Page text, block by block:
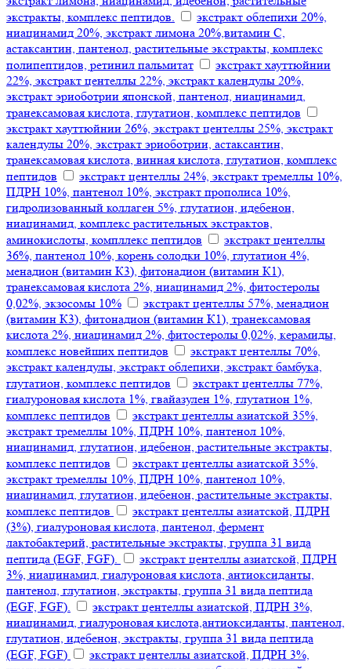
экстракты, комплекс пептидов.
экстракт облепихи 20%,
ниацинамид 20%, экстракт лимона 20%,витамин С,
астаксантин, пантенол, растительные экстракты, комплекс
полипептидов, ретинил пальмитат
экстракт хауттюйнии
22%, экстракт центеллы 22%, экстракт календулы 20%,
экстракт эриоботрии японской, пантенол, ниацинамид,
транексамовая кислота, глутатион, комплекс пептидов
экстракт хауттюйнии 26%, экстракт центеллы 25%, экстракт
календулы 20%, экстракт эриоботрии, астаксантин,
транексамовая кислота, винная кислота, глутатион, комплекс
пептидов
экстракт центеллы 24%, экстракт тремеллы 10%,
ПДРН 10%, пантенол 10%, экстракт прополиса 10%,
гидролизованный коллаген 5%, глутатион, идебенон,
ниацинамид, комплекс растительных экстрактов,
аминокислоты, компллекс пептидов
экстракт центеллы
36%, пантенол 10%, корень солодки 10%, глутатион 4%,
менадион (витамин К3), фитонадион (витамин К1),
транексамовая кислота 2%, ниацинамид 2%, фитостеролы
0,02%, экзосомы 10%
экстракт центеллы 57%, менадион
(витамин К3), фитонадион (витамин К1), транексамовая
кислота 2%, ниацинамид 2%, фитостеролы 0,02%, керамиды,
комплекс новейших пептидов
экстракт центеллы 70%,
экстракт календулы, экстракт облепихи, экстракт бамбука,
глутатион, комплекс пептидов
экстракт центеллы 77%,
гиалуроновая кислота 1%, гвайазулен 1%, глутатион 1%,
комплекс пептидов
экстракт центеллы азиатской 35%,
экстракт тремеллы 10%, ПДРН 10%, пантенол 10%,
ниацинамид, глутатион, идебенон, растительные экстракты,
комплекс пептидов
экстракт центеллы азиатской 35%,
экстракт тремеллы 10%, ПДРН 10%, пантенол 10%,
ниацинамид, глутатион, идебенон, растительные экстракты,
комплекс пептидов
экстракт центеллы азиатской, ПДРН
(3%), гиалуроновая кислота, пантенол, фермент
лактобактерий, растительные экстракты, группа 31 вида
пептида (EGF, FGF).
экстракт центеллы азиатской, ПДРН
3%, ниацинамид, гиалуроновая кислота, антиоксиданты,
пантенол, глутатион, экстракты, группа 31 вида пептида
(EGF, FGF).
экстракт центеллы азиатской, ПДРН 3%,
ниацинамид, гиалуроновая кислота,антиоксиданты, пантенол,
глутатион, идебенон, экстракты, группа 31 вида пептида
(EGF, FGF)
экстракт центеллы азиатской, ПДРН 3%,